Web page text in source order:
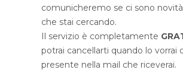
comunicheremo se ci sono
che stai cercando.
Il servizio è completamente
potrai cancellarti quando lo vorrai
presente nella mail che riceverai.